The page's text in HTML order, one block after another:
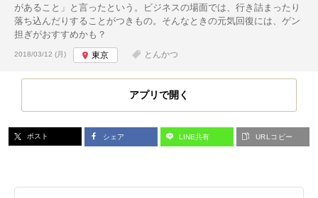
があること」と言ったという。ビジネスの場面では、行き詰まったり
落ち込んだりすることがつきもの。そんなときの元気回復には、ゲン
担ぎがおすすめかも？
投稿日:
2018/03/12 (月) 東京 とんかつ
アプリで開く
ポスト シェア LINE共有 URLコピー